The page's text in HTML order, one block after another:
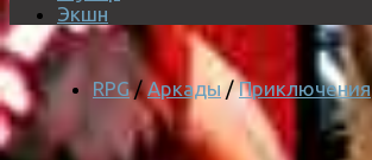
Экшн
RPG / Аркады / Приключения